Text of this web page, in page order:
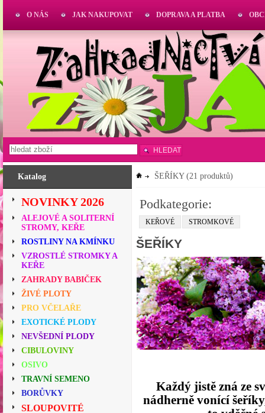
Katalog
NOVINKY 2026
ALEJOVÉ A SOLITERNÍ
STROMY, KEŘE
ROSTLINY NA KMÍNKU
VZROSTLÉ STROMKY A
KEŘE
ZAHRADY BABIČEK
ŽIVÉ PLOTY
PRO VČELAŘE
EXOTICKÉ PLODY
NEVŠEDNÍ PLODY
CIBULOVINY
OSIVO
TRAVNÍ SEMENO
BORŮVKY
SLOUPOVITÉ
ŠEŘÍKY(21 produktů)
Podkategorie:
KEŘOVÉ STROMKOVÉ
ŠEŘÍKY
Každý jistě zná ze
nádherně vonící
O NÁS JAK NAKUPOVAT DOPRAVA A PLATBA
HLEDAT